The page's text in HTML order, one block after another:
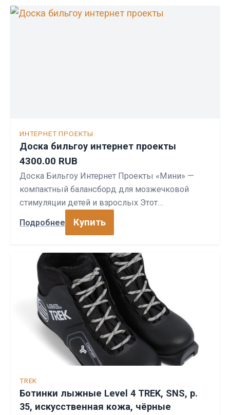
ИНТЕРНЕТ ПРОЕКТЫ
Доска бильгоу интернет проекты
4300.00 RUB
Доска Бильгоу Интернет Проекты «Мини» —
компактный балансборд для мозжечковой
стимуляции детей и взрослых Этот…
Подробнее Купить
TREK
Ботинки лыжные Level 4 TREK, SNS, р.
35, искусственная кожа, чёрные